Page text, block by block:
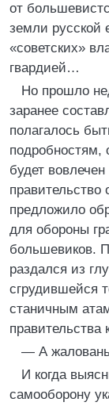
от
земли русской
«советских»
гвардией…
Но прошло
заранее
полагалось
подробностям,
будет
предложило
для обороны
большевиков.
раздался из
сгрудившейся
станичным
правительства
— А
И когда
самооборону